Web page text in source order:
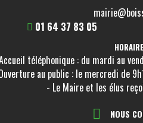
01 64 37 83 05
téléphonique : du mardi au
au public : le mercredi de
- Le Maire et les élus
NOUS